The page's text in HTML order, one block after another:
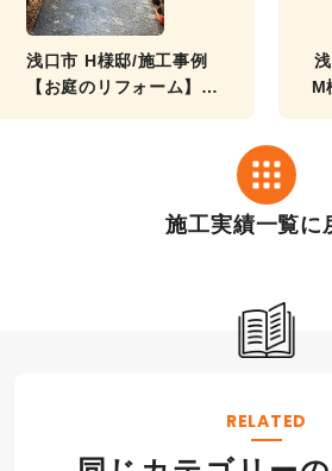
浅口市 H様邸/施工事例
【お庭のリフォーム】洗
施工実績一覧に
M
RELATED